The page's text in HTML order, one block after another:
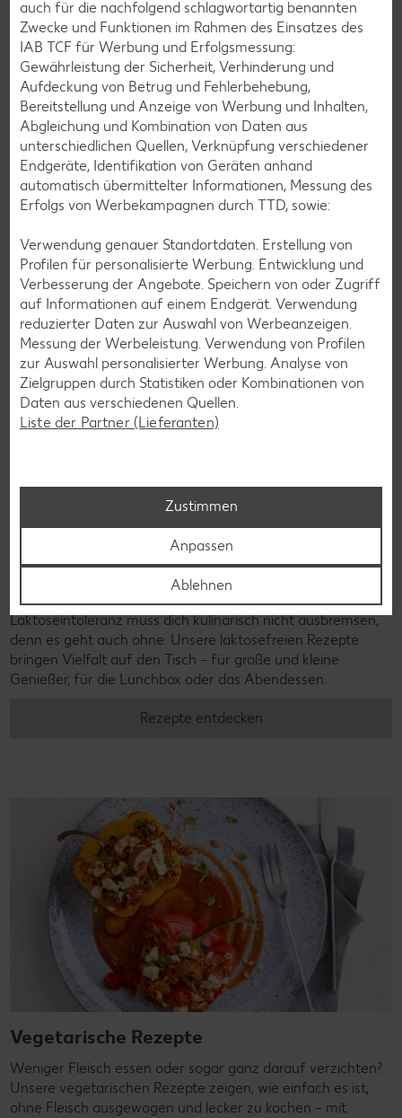
Glutenfreie Rezepte
Wer auf Gluten verzichtet, muss nicht automatisch auf
Vielfalt und Geschmack verzichten. Ob süß oder herzhaft –
mit unseren glutenfreien Rezepten zauberst du dir Gerichte,
Rezepte entdecken
Laktosefreie Rezepte
Laktoseintoleranz muss dich kulinarisch nicht ausbremsen,
denn es geht auch ohne. Unsere laktosefreien Rezepte
bringen Vielfalt auf den Tisch – für große und kleine
Genießer, für die Lunchbox oder das Abendessen.
Rezepte entdecken
Vegetarische Rezepte
Weniger Fleisch essen oder sogar ganz darauf verzichten?
Unsere vegetarischen Rezepte zeigen, wie einfach es ist,
ohne Fleisch ausgewogen und lecker zu kochen – mit
auch für die nachfolgend schlagwortartig benannten
Zwecke und Funktionen im Rahmen des Einsatzes des
IAB TCF für Werbung und Erfolgsmessung:
Gewährleistung der Sicherheit, Verhinderung und
Aufdeckung von Betrug und Fehlerbehebung,
Bereitstellung und Anzeige von Werbung und Inhalten,
Abgleichung und Kombination von Daten aus
unterschiedlichen Quellen, Verknüpfung verschiedener
Endgeräte, Identifikation von Geräten anhand
automatisch übermittelter Informationen, Messung des
Erfolgs von Werbekampagnen durch TTD, sowie:
Verwendung genauer Standortdaten. Erstellung von
Profilen für personalisierte Werbung. Entwicklung und
Verbesserung der Angebote. Speichern von oder Zugriff
auf Informationen auf einem Endgerät. Verwendung
reduzierter Daten zur Auswahl von Werbeanzeigen.
Messung der Werbeleistung. Verwendung von Profilen
zur Auswahl personalisierter Werbung. Analyse von
Zielgruppen durch Statistiken oder Kombinationen von
Daten aus verschiedenen Quellen.
Liste der Partner (Lieferanten)
Zustimmen
Anpassen
Ablehnen